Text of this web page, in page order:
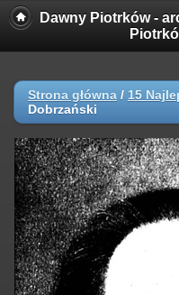
Dawny Piotrków -
Strona główna / 15
Dobrzański